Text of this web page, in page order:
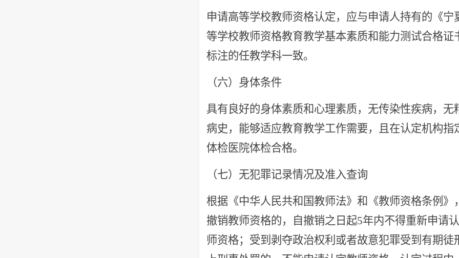
申请高等学校教师资格认定，应与申请人持有的《宁
等学校教师资格教育教学基本素质和能力测试合格证
标注的任教学科一致。
（六）身体条件
具有良好的身体素质和心理素质，无传染性疾病，无
病史，能够适应教育教学工作需要，且在认定机构指
体检医院体检合格。
（七）无犯罪记录情况及准入查询
根据《中华人民共和国教师法》和《教师资格条例》
撤销教师资格的，自撤销之日起5年内不得重新申请
师资格；受到剥夺政治权利或者故意犯罪受到有期徒